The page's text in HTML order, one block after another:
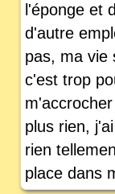
l'éponge et
d'autre
pas, ma vie
c'est trop
plus rien,
rien
place dans